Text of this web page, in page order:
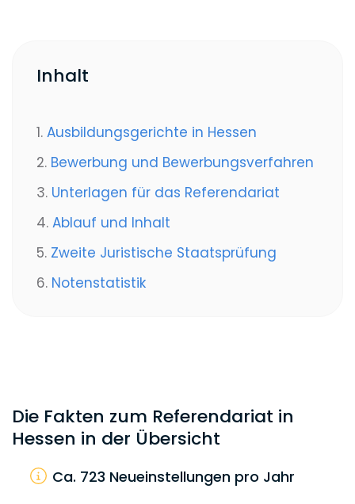
Inhalt
1. Ausbildungsgerichte in Hessen
2. Bewerbung und Bewerbungsverfahren
3. Unterlagen für das Referendariat
4. Ablauf und Inhalt
5. Zweite Juristische Staatsprüfung
6. Notenstatistik
Die Fakten zum Referendariat in
Hessen in der Übersicht
Ca. 723 Neueinstellungen pro Jahr